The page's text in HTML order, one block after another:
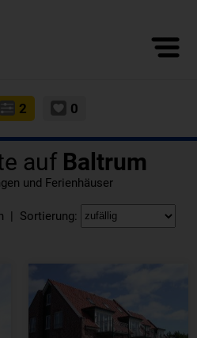
2 0
auf Baltrum
und Ferienhäuser
| Sortierung: